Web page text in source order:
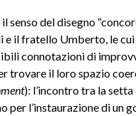
senso del disegno
e il fratello Umberto, le
connotazioni di
trovare il loro spazio
): l’incontro tra la
per l’instaurazione di un